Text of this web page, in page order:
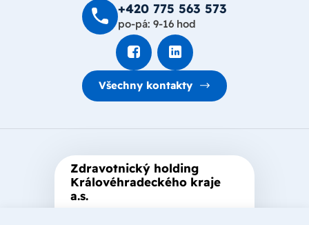
+420 775 563 573
po-pá: 9-16 hod
Všechny kontakty
Zdravotnický holding
Královéhradeckého kraje
a.s.